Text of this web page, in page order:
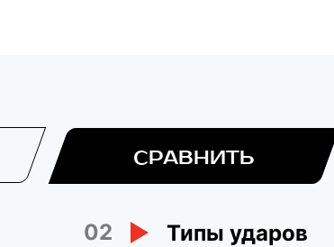
СРАВНИТЬ
02 Типы ударов